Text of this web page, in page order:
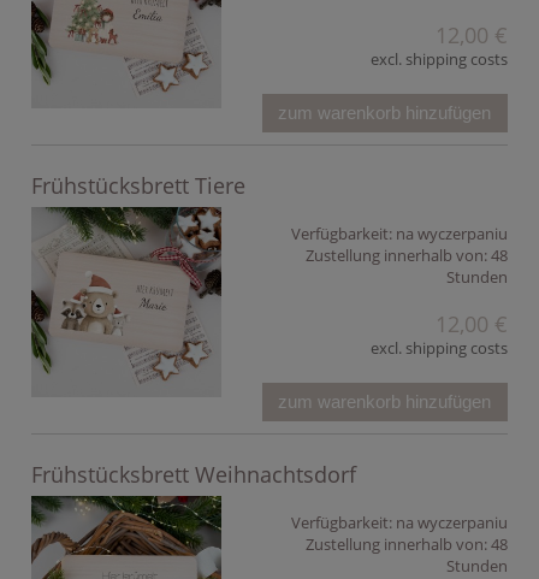
12,00 €
excl. shipping costs
zum warenkorb hinzufügen
Frühstücksbrett Tiere
Verfügbarkeit: na wyczerpaniu
Zustellung innerhalb von:48
Stunden
12,00 €
excl. shipping costs
zum warenkorb hinzufügen
Frühstücksbrett Weihnachtsdorf
Verfügbarkeit: na wyczerpaniu
Zustellung innerhalb von:48
Stunden